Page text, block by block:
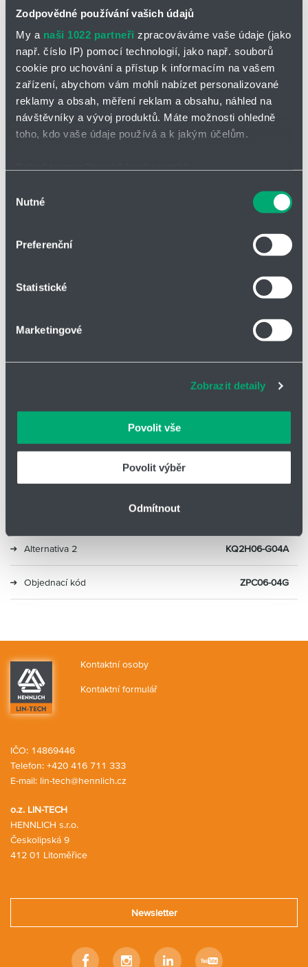
Zodpovědné používání vašich údajů
My a naši 1022 partneři zpracováváme vaše údaje (jako
např. číslo IP) pomocí technologií, jako např. souborů
cookie pro uchování a přístup k informacím na vašem
zařízení, abychom vám mohli nabízet personalizované
reklamy a obsah, měření reklam a obsahu, náhled na
návštěvníky a vývoj produktů. Máte možnosti ohledně
toho, kdo vaše údaje používá a k jakým účelům.
které mohou být přesné na několik metrů
skenování pro konkrétní charakteristiky (otisk prstu)
Zjistěte více o tom, jak zpracováváme vaše osobní
Svůj souhlas můžete kdykoliv změnit nebo odvolat v
Soubory cookies a další technologie nám pomáhají
vašimi údaji zacházíme citlivě, děkujeme za projevení
souhlasu
Nutné
Preferenční
Statistické
Marketingové
Zobrazit detaily
Povolit vše
Povolit výběr
Odmítnout
48,00 Kč
Bez DPH
Přidat
nákupní
seznam
-
zahájit
minus plus
Vložit do košíku
Parametry
Přímé
Průměr 6
Velikost závitu G1/2
Materiál Mosaz, plast
Alternativa 2 KQ2H06-G04A
Objednací kód ZPC06-04G
Kontaktní osoby
Kontaktní formulář
o.z. LIN-TECH
HENNLICH s.r.o.
Českolipská 9
412 01 Litoměřice
IČO: 14869446
Telefon: +420 416 711 333
E-mail: lin-tech@hennlich.cz
Newsletter